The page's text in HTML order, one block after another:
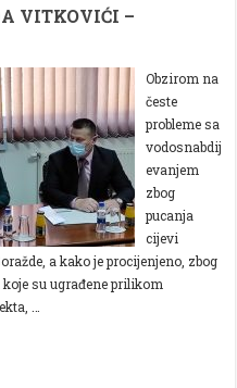
VITKOVIĆI –
Obzirom na
česte
probleme sa
vodosnabdij
evanjem
zbog
pucanja
cijevi
a kako je procijenjeno, zbog
su ugrađene prilikom
…